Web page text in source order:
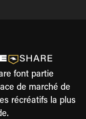
font partie
de marché de
récréatifs la plus